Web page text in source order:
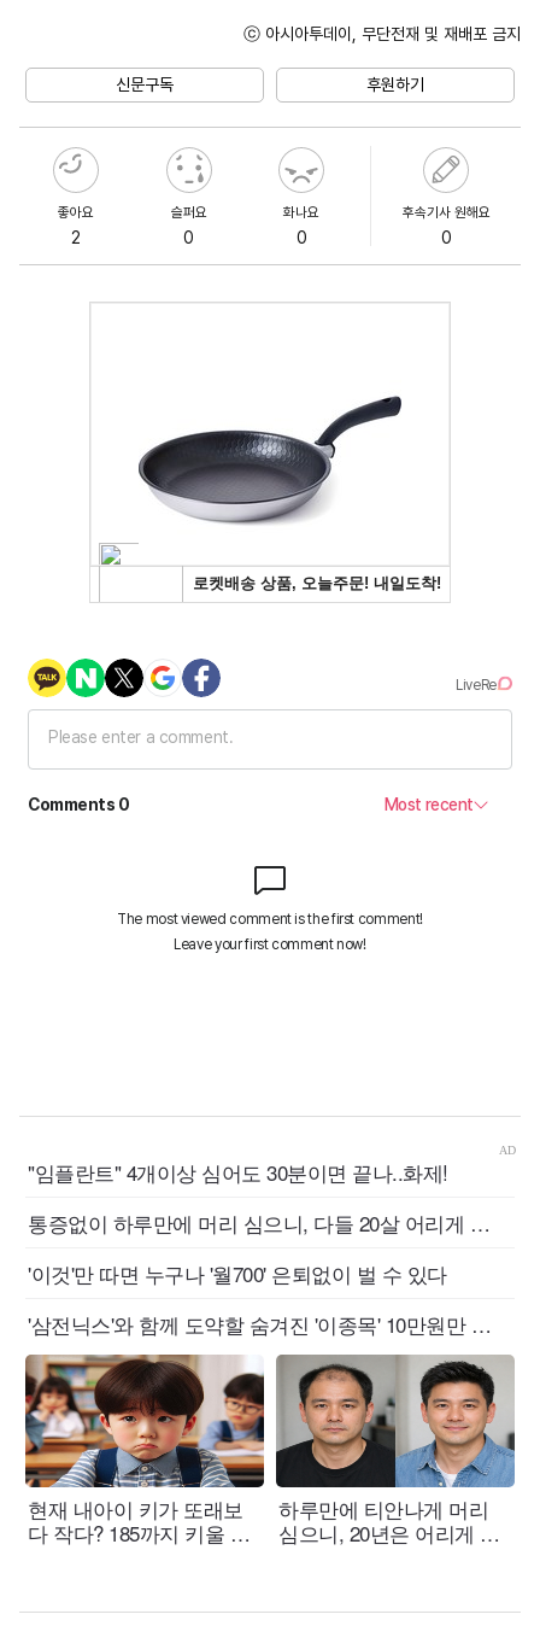
ⓒ 아시아투데이, 무단전재 및 재배포 금지
신문구독 후원하기
좋아요
2
슬퍼요
0
화나요
0
후속기사 원해요
0